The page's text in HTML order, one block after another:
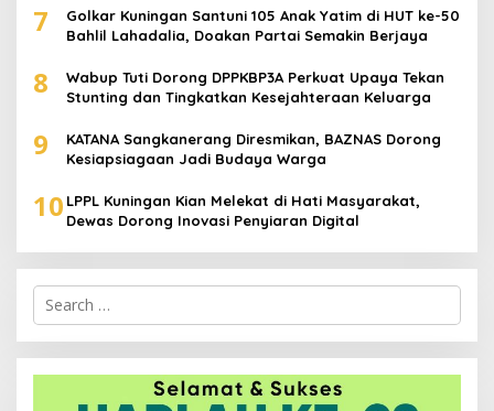
7
Golkar Kuningan Santuni 105 Anak Yatim di HUT ke-50
Bahlil Lahadalia, Doakan Partai Semakin Berjaya
8
Wabup Tuti Dorong DPPKBP3A Perkuat Upaya Tekan
Stunting dan Tingkatkan Kesejahteraan Keluarga
9
KATANA Sangkanerang Diresmikan, BAZNAS Dorong
Kesiapsiagaan Jadi Budaya Warga
10 LPPL Kuningan Kian Melekat di Hati Masyarakat,
Dewas Dorong Inovasi Penyiaran Digital
Search
for: